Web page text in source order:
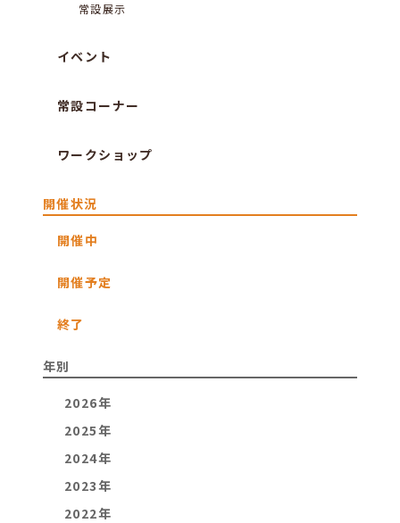
常設展示
イベント
常設コーナー
ワークショップ
開催状況
開催中
開催予定
終了
年別
2026年
2025年
2024年
2023年
2022年